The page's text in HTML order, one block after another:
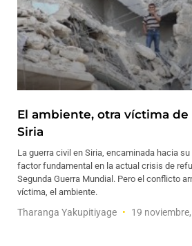
El ambiente, otra víctima de
Siria
La guerra civil en Siria, encaminada hacia
factor fundamental en la actual crisis de
Segunda Guerra Mundial. Pero el conflicto
víctima, el ambiente.
Tharanga Yakupitiyage 19